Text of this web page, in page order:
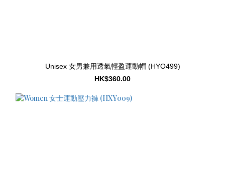
Unisex 女男兼用透氣輕盈運動帽 (HYO499)
HK$360.00